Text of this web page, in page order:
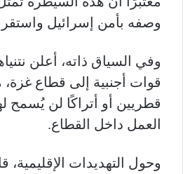
وصفه بأمن إسرائيل
وفي السياق ذاته، أعلن
قوات أجنبية إلى قطاع غزة،
قطريين أو أتراكًا لن يُسمح
العمل داخل القطاع.
وحول التهديدات الإقليمية،